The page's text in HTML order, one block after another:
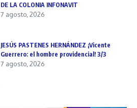
DE LA COLONIA INFONAVIT
7 agosto, 2026
JESÚS PASTENES HERNÁNDEZ ¡Vicente
Guerrero: el hombre providencial! 3/3
7 agosto, 2026